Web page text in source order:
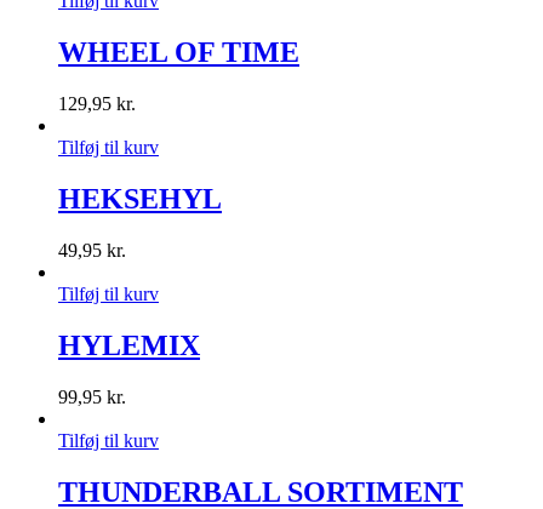
WHEEL OF TIME
129,95 kr.
Tilføj til kurv
HEKSEHYL
49,95 kr.
Tilføj til kurv
HYLEMIX
99,95 kr.
Tilføj til kurv
THUNDERBALL SORTIMENT